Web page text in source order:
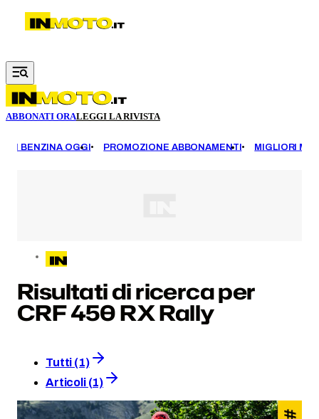
Vai al contenuto principale
ABBONATI ORALEGGI LA RIVISTA
BENZINA OGGI PROMOZIONE ABBONAMENTI MIGLIORI
Risultati di ricerca per
CRF 450 RX Rally
Tutti (1)
Articoli (1)